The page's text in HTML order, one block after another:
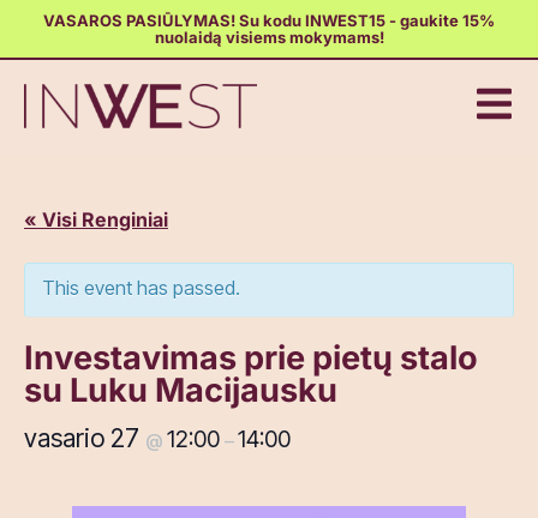
VASAROS PASIŪLYMAS! Su kodu INWEST15 - gaukite 15%
nuolaidą visiems mokymams!
« Visi Renginiai
This event has passed.
Investavimas prie pietų stalo
su Luku Macijausku
vasario 27 @ 12:00 –14:00